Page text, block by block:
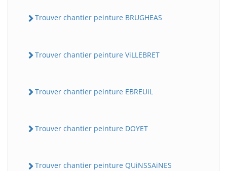
Trouver chantier peinture BRUGHEAS
Trouver chantier peinture ViLLEBRET
Trouver chantier peinture EBREUiL
Trouver chantier peinture DOYET
Trouver chantier peinture QUiNSSAiNES